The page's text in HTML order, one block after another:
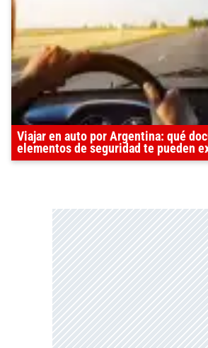
Viajar en auto por Argentina: qué
elementos de seguridad te pueden